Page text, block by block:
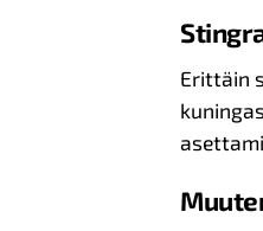
Erittäin